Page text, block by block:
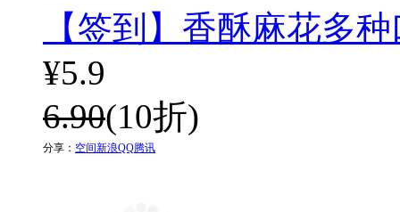
【签到】香酥麻花多
¥5.9
6.90(10折)
分享： 空间新浪QQ腾讯